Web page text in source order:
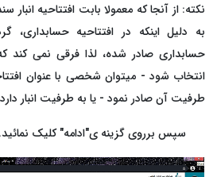
نکته: از آنجا که معمولا بابت افتتاحیه انبار
به دلیل اینکه در افتتاحیه حسابداری،
حسابداری صادر شده، لذا فرقی نمی کند
انتخاب شود - میتوان شخصی با عنوان
طرفیت آن صادر نمود - یا به طرفیت انبار
سپس برروی گزینه ی"ادامه" کلیک نمائید.​​​​​​​